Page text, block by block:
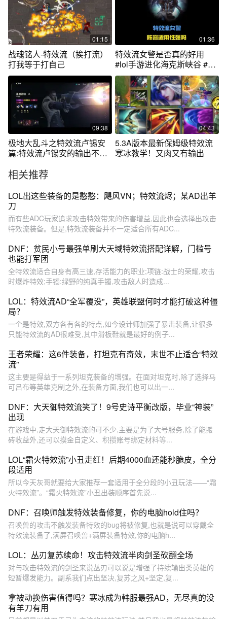
01:15
战魂铭人-特效流（挨打流）
打我等于打自己
01:36
特效流女警是否真的好用
#lol手游进化海克斯峡谷 #辅
助教学
09:38
极地大乱斗之特效流卢锡安
篇:特效流卢锡安的输出不比
04:43
5.3A版本最新保姆级特效流
寒冰教学！又肉又有输出
相关推荐
LOL出这些装备的是憨憨：飓风VN；特效流烬；某AD出羊
刀
而有些ADC玩家追求攻击特效带来的伤害增益,因此也会选择出攻击
特效流装备。但是,特效流装备并不一定适合所有ADC...
DNF：贫民小号最强单刷大天域特效流搭配详解，门槛号
也能打军团
全特效流适合自身有高三速,存活能力的职业;项链:战士的荣耀,攻击
时爆炸特效;手镯:绿野的纯真手镯,攻击敌人时造成...
LOL：特效流AD“全军覆没”，英雄联盟何时才能打破这种僵
局？
一个是特效,双方各有各的特点,如今设计师加强了暴击装备,让很多
只能特效流的AD很难受,其中滑板鞋就是最好的例子...
王者荣耀：这6件装备，打坦克有奇效，末世不止适合“特效
流”
这主要是得益于一系列坦克装备的增强。在面对坦克时,除了选择马
可吕布等英雄克制之外,在装备方面,我们也可以出一...
DNF：大天御特效流笑了！9号史诗平衡改版，毕业“神装”
出现
在游戏中,走大天御特效流的可不少,主要是为了大号服务,除了能搬
砖收益外,还可以摸金自定义、积攒账号绑定材料等...
LOL“霜火特效流”小丑走红！后期4000血还能秒脆皮，全分
段适用
所以今天灰哥就要给大家推荐一套适用于全分段的小丑玩法——“霜
火特效流”。“霜火特效流”小丑出装顺序首先说...
DNF：召唤师触发特效装备修复，你的电脑hold住吗？
召唤兽的攻击不触发装备特效的bug将被修复,也就是说可以穿戴全
特效流装备了,满屏召唤兽+满屏装备特效,你的电脑h...
LOL：丛刃复苏续命！攻击特效流半肉剑圣砍翻全场
对与攻击特效流的剑圣来说丛刃可以说是增强了持续输出类英雄的
短暂爆发能力。副系我们点出坚决,复苏之风+坚定,复...
拿被动换伤害值得吗？寒冰成为韩服最强AD，无尽真的没
有羊刀有用